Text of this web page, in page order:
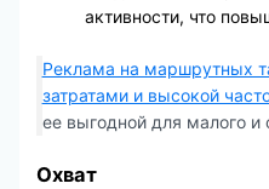
активности, что
Реклама на маршрутных
затратами и высокой
ее выгодной для малого и
Охват